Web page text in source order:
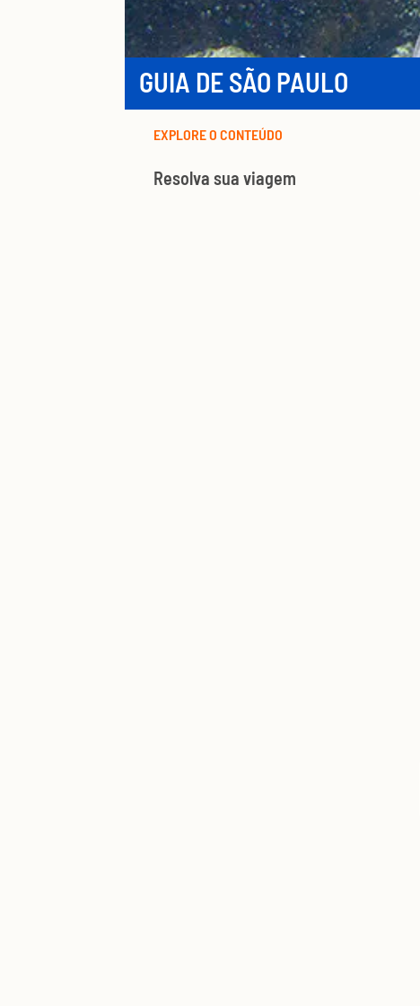
GUIA DE SÃO PAULO
EXPLORE O CONTEÚDO
Resolva sua viagem